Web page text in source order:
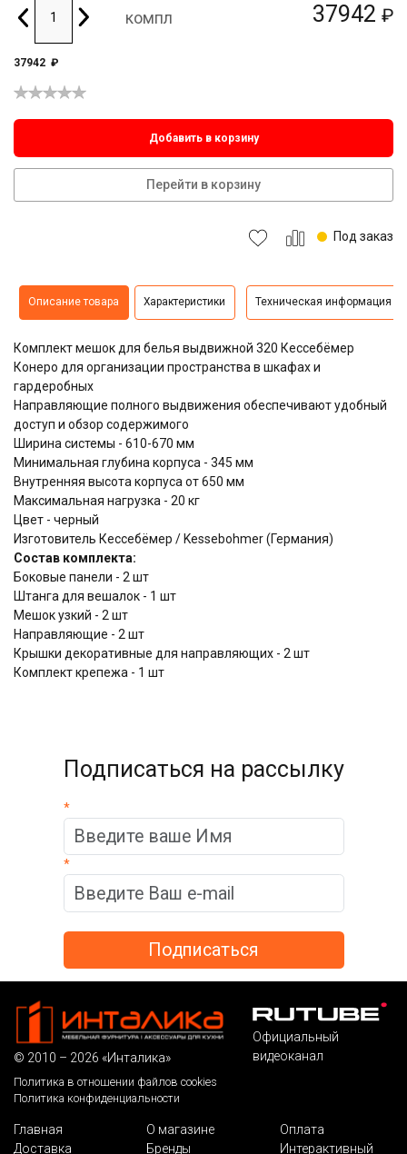
37942 ₽
компл
37942 ₽
Добавить в корзину
Перейти в корзину
Под заказ
Описание товара Характеристики Техническая информация
Комплект мешок для белья выдвижной 320 Кессебёмер
Конеро для организации пространства в шкафах и
гардеробных
Направляющие полного выдвижения обеспечивают удобный
доступ и обзор содержимого
Ширина системы - 610-670 мм
Минимальная глубина корпуса - 345 мм
Внутренняя высота корпуса от 650 мм
Максимальная нагрузка - 20 кг
Цвет - черный
Изготовитель Кессебёмер / Kessebohmer (Германия)
Состав комплекта:
Боковые панели - 2 шт
Штанга для вешалок - 1 шт
Мешок узкий - 2 шт
Направляющие - 2 шт
Крышки декоративные для направляющих - 2 шт
Комплект крепежа - 1 шт
Подписаться на рассылку
*
*
© 2010 – 2026 «Инталика»
Политика в отношении файлов cookies
Политика конфиденциальности
Официальный
видеоканал
Главная О магазине
Оплата
Доставка
Бренды Интерактивный